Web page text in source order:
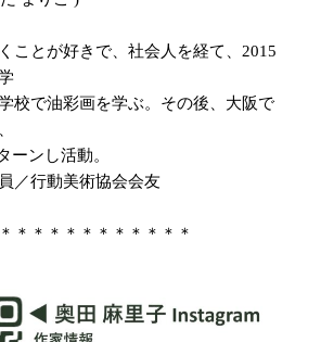
ことが好きで、社会人を経て、2015
校で油彩画を学ぶ。その後、大阪で
ーンし活動。
／行動美術協会会友
＊＊＊＊＊＊＊＊＊＊＊